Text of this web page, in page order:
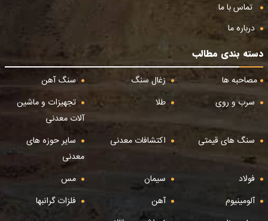
تماس با ما
درباره ما
دسته بندی مطالب
مصاحبه ها
زغال سنگ
سنگ آهن
سرب و روی
طلا
تجهیزات و ماشین
آلات معدنی
سنگ های قیمتی
اکتشافات معدنی
سایر حوزه های
معدنی
فولاد
سیمان
مس
آلومینیوم
آهن
فلزات گرانبها